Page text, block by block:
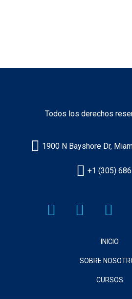
Todos los derechos
1900 N Bayshore Dr,
+1 (305)
INICIO
SOBRE
CURSOS